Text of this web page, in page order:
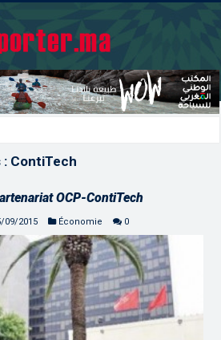
: ContiTech
OCP-ContiTech
09/2015 Économie 0